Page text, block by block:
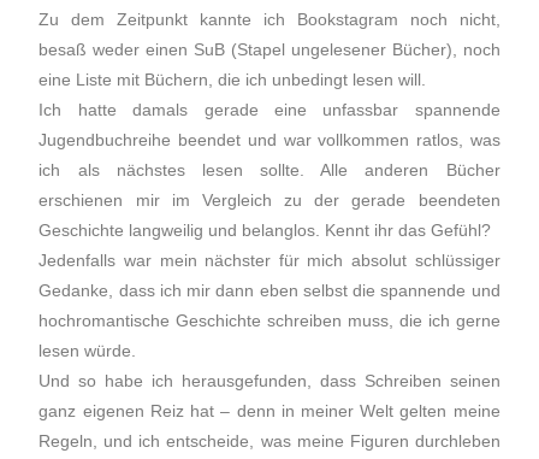
Zu dem Zeitpunkt kannte ich Bookstagram noch nicht,
besaß weder einen SuB (Stapel ungelesener Bücher), noch
eine Liste mit Büchern, die ich unbedingt lesen will.
Ich hatte damals gerade eine unfassbar spannende
Jugendbuchreihe beendet und war vollkommen ratlos, was
ich als nächstes lesen sollte. Alle anderen Bücher
erschienen mir im Vergleich zu der gerade beendeten
Geschichte langweilig und belanglos. Kennt ihr das Gefühl?
Jedenfalls war mein nächster für mich absolut schlüssiger
Gedanke, dass ich mir dann eben selbst die spannende und
hochromantische Geschichte schreiben muss, die ich gerne
lesen würde.
Und so habe ich herausgefunden, dass Schreiben seinen
ganz eigenen Reiz hat – denn in meiner Welt gelten meine
Regeln, und ich entscheide, was meine Figuren durchleben